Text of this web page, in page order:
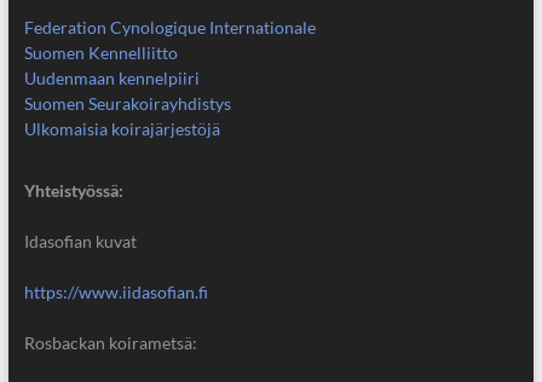
Federation Cynologique Internationale
Suomen Kennelliitto
Uudenmaan kennelpiiri
Suomen Seurakoirayhdistys
Ulkomaisia koirajärjestöjä
Yhteistyössä:
Idasofian kuvat
https://www.iidasofian.fi
Rosbackan koirametsä: